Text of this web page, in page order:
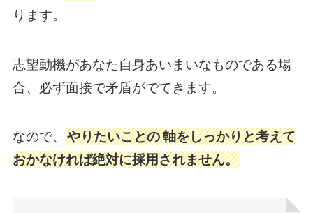
ります。
志望動機があなた自身あいまいなものである場
合、必ず面接で矛盾がでてきます。
なので、 やりたいことの軸をしっかりと考えて
おかなければ絶対に採用されません。